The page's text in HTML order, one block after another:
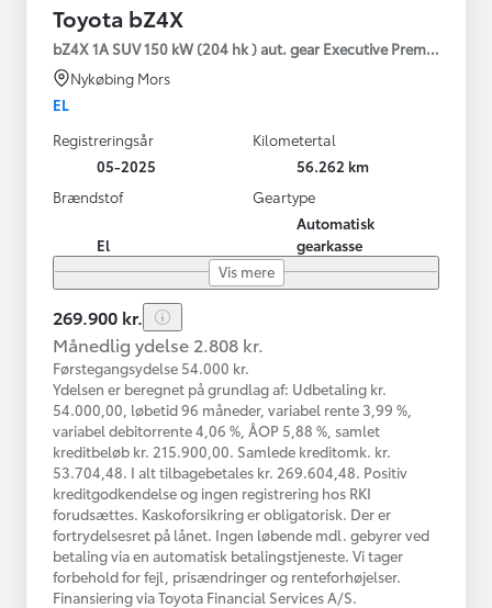
Toyota bZ4X
bZ4X 1A SUV 150 kW (204 hk ) aut. gear Executive Premium
Nykøbing Mors
EL
Registreringsår
05-2025
Kilometertal
56.262 km
Brændstof
El
Geartype
Automatisk
gearkasse
Vis mere
269.900 kr.
Månedlig ydelse 2.808 kr.
Førstegangsydelse 54.000 kr.
Ydelsen er beregnet på grundlag af: Udbetaling kr.
54.000,00, løbetid 96 måneder, variabel rente 3,99 %,
variabel debitorrente 4,06 %, ÅOP 5,88 %, samlet
kreditbeløb kr. 215.900,00. Samlede kreditomk. kr.
53.704,48. I alt tilbagebetales kr. 269.604,48. Positiv
kreditgodkendelse og ingen registrering hos RKI
forudsættes. Kaskoforsikring er obligatorisk. Der er
fortrydelsesret på lånet. Ingen løbende mdl. gebyrer ved
betaling via en automatisk betalingstjeneste. Vi tager
forbehold for fejl, prisændringer og renteforhøjelser.
Finansiering via Toyota Financial Services A/S.